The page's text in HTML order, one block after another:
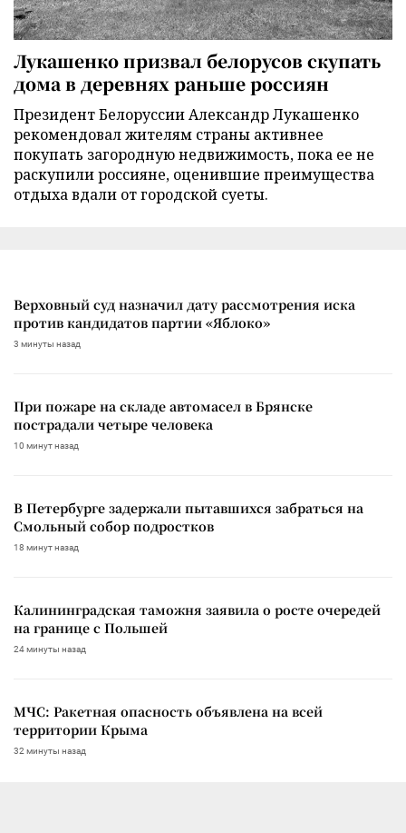
Лукашенко призвал белорусов скупать
дома в деревнях раньше россиян
Президент Белоруссии Александр Лукашенко
рекомендовал жителям страны активнее
покупать загородную недвижимость, пока ее не
раскупили россияне, оценившие преимущества
отдыха вдали от городской суеты.
Верховный суд назначил дату рассмотрения иска
против кандидатов партии «Яблоко»
3 минуты назад
При пожаре на складе автомасел в Брянске
пострадали четыре человека
10 минут назад
В Петербурге задержали пытавшихся забраться на
Смольный собор подростков
18 минут назад
Калининградская таможня заявила о росте очередей
на границе с Польшей
24 минуты назад
МЧС: Ракетная опасность объявлена на всей
территории Крыма
32 минуты назад